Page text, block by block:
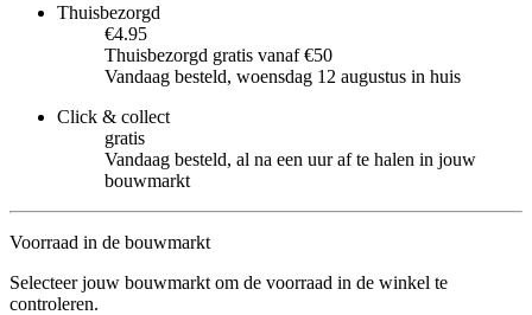
Thuisbezorgd
€4.95
Thuisbezorgd gratis vanaf €50
Vandaag besteld, woensdag 12 augustus in huis
Click & collect
gratis
Vandaag besteld, al na een uur af te halen in jouw
bouwmarkt
Voorraad in de bouwmarkt
Selecteer jouw bouwmarkt om de voorraad in de winkel te
controleren.